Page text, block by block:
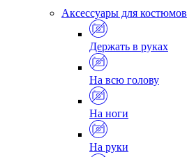
Аксессуары для костюмов
Держать в руках
На всю голову
На ноги
На руки